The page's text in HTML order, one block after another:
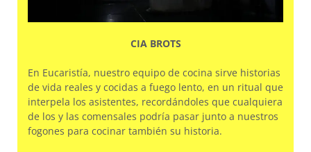
CIA BROTS
En Eucaristía, nuestro equipo de cocina sirve historias
de vida reales y cocidas a fuego lento, en un ritual que
interpela los asistentes, recordándoles que cualquiera
de los y las comensales podría pasar junto a nuestros
fogones para cocinar también su historia.